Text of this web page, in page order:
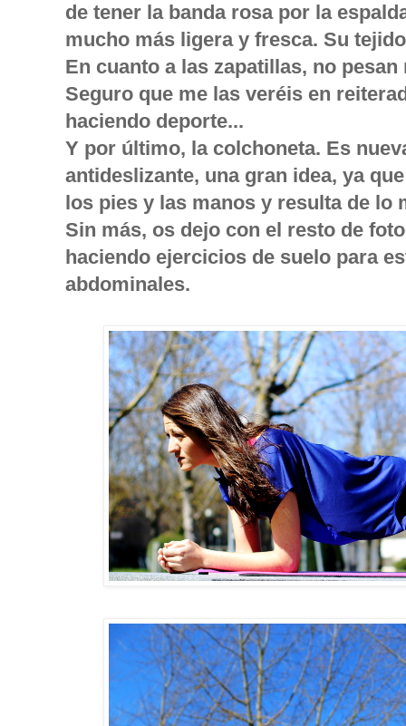
de tener la banda rosa por la
mucho más ligera y fresca. Su
En cuanto a las zapatillas, no
Seguro que me las veréis en
haciendo deporte...
Y por último, la colchoneta. Es
antideslizante, una gran idea, ya
los pies y las manos y resulta de lo
Sin más, os dejo con el resto de
haciendo ejercicios de suelo para
abdominales.